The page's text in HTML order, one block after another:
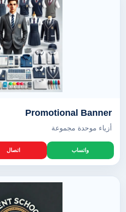
Promotional Banner
أزياء موحدة مجموعة
واتساب اتصال